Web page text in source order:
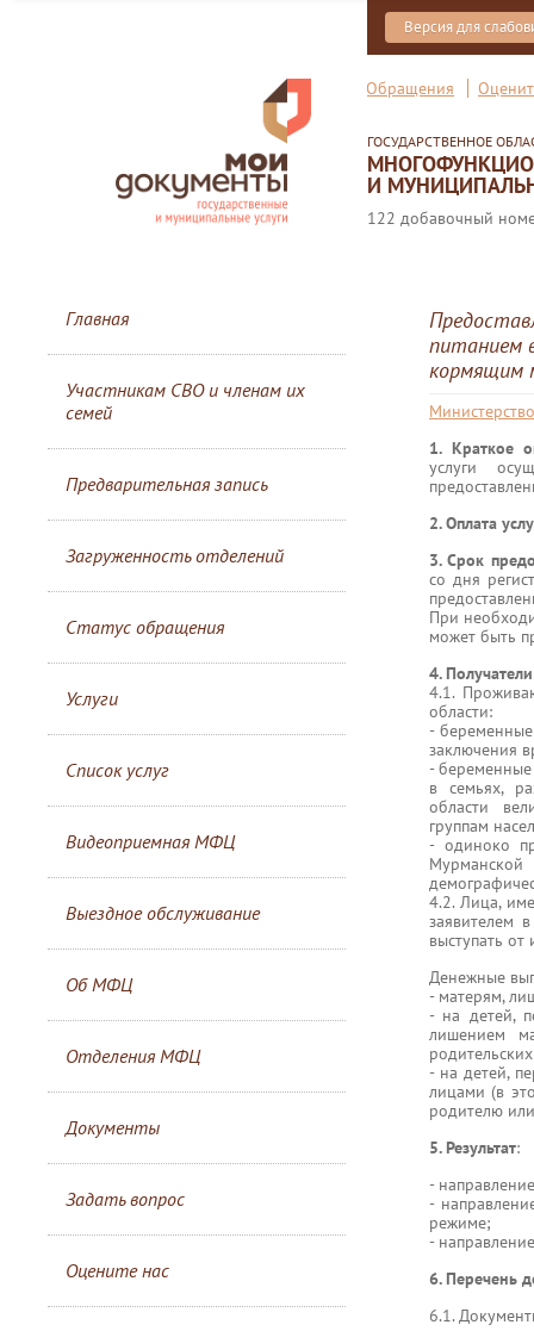
Версия для
Обращения
ГОСУДАРСТВЕННОЕ
И
122 добавочный
Главная
Участникам СВО и членам их
семей
Предварительная запись
Загруженность отделений
Статус обращения
Услуги
Список услуг
Видеоприемная МФЦ
Выездное обслуживание
Об МФЦ
Отделения МФЦ
Документы
Задать вопрос
Оцените нас
питанием
кормящим
1. Краткое
услуги
2. Оплата
3. Срок
со дня
При
может быть
4.
4.1.
области:
-
заключения
-
в семьях,
области
группам
- одиноко
4.2. Лица,
заявителем
выступать от
Денежные
- матерям,
- на детей,
лишением
- на детей,
лицами (в
родителю
5. Результат:
-
-
режиме;
-
6. Перечень
6.1.